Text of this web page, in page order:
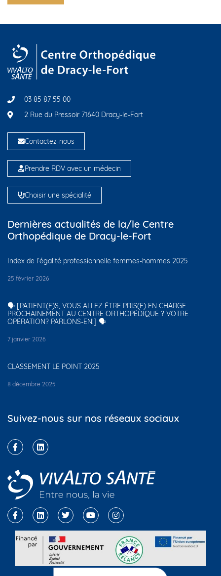
03 85 87 55 00
2 Rue du Pressoir 71640 Dracy-le-Fort
Contactez-nous
Prendre RDV avec un médecin
Choisir une spécialité
Dernières actualités de la/le Centre
Orthopédique de Dracy-le-Fort
Index de l’égalité professionnelle femmes-hommes 2025
25 février 2026
🗣️ [PATIENT(E)S, VOUS ALLEZ ÊTRE PRIS(E) EN CHARGE
PROCHAINEMENT AU CENTRE ORTHOPÉDIQUE ? VOTRE
OPÉRATION? PARLONS-EN!] 🗣️
7 janvier 2026
CLASSEMENT LE POINT 2025
8 décembre 2025
Suivez-nous sur nos réseaux sociaux